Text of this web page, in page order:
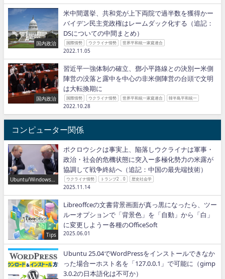
国内政治
米中間選挙、共和党が上下両院で過半数を獲得かー
バイデン民主党政権はレームダック化する（追記：
DSについての中間まとめ）
国際情勢 ウクライナ情勢 世界平和統一家庭連合
2022.11.05
国内政治
習近平一強体制の確立、鄧小平路線との決別ー米側
陣営の没落と露中を中心の非米側陣営の台頭で文明
は大転換期に
国際情勢 ウクライナ情勢 世界平和統一家庭連合 韓半島平和統一
2022.10.28
コンピューター関係
Ubuntu/Windows/P
ポクロウシクは事実上、陥落しウクライナは軍事・
政治・社会的危機状態に突入ー多極化勢力の米露が
協調して戦争終結へ（追記：中国の最先端技術）
ウクライナ情勢 トランプ2．0 歴史社会学
2025.11.14
Tips
Libreoffceの文書背景画面が真っ黒になったら、ツー
ルーオプションで「背景色」を「自動」から「白」
に変更しようー各種のOfficeSoft
2025.06.01
Ubuntu 25.04でWordPressをインストールできなか
った場合ーホスト名を「127.0.0.1」で可能に（gimp
3.0.2の日本語化は不可か）